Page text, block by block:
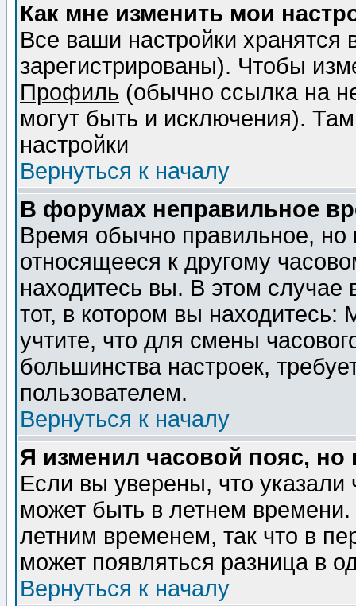
Как мне изменить мои
Все ваши настройки
зарегистрированы). Чтобы
Профиль (обычно ссылка на
могут быть и исключения).
настройки
Вернуться к началу
В форумах неправильное
Время обычно правильное,
относящееся к другому
находитесь вы. В этом
тот, в котором вы
учтите, что для смены
большинства настроек,
пользователем.
Вернуться к началу
Я изменил часовой пояс,
Если вы уверены, что указали
может быть в летнем
летним временем, так что в
может появляться разница в
Вернуться к началу